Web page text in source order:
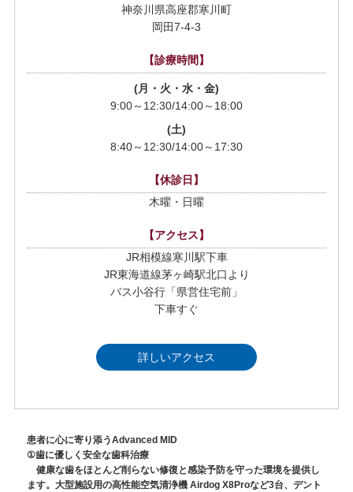
神奈川県高座郡寒川町
岡田7-4-3
【診療時間】
(月・火・水・金)
9:00～12:30/14:00～18:00
(土)
8:40～12:30/14:00～17:30
【休診日】
木曜・日曜
【アクセス】
JR相模線寒川駅下車
JR東海道線茅ヶ崎駅北口より
バス小谷行「県営住宅前」
下車すぐ
詳しいアクセス
患者に心に寄り添うAdvanced MID
①歯に優しく安全な歯科治療
健康な歯をほとんど削らない修復と感染予防を守った環境を提供し
ます。大型施設用の高性能空気清浄機 Airdog X8Proなど3台、デント